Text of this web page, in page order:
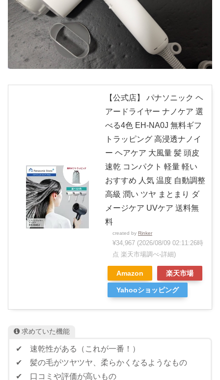
【公式店】 パナソニック ヘ
アードライヤー ナノケア 選
べる4色 EH-NA0J 無料ギフ
トラッピング 高浸透ナノイ
ー ヘアケア 大風量 髪 頭皮
速乾 コンパクト 軽量 軽い
おすすめ 人気 温度 自動調整
高級 潤い ツヤ まとまり ダ
メージケア UVケア 送料無
料
created by Rinker
¥34,967 (2026/08/09 02:11:26時
点 楽天市場調べ-詳細)
Amazon 楽天市場
Yahooショッピング
求めていた機能
✔ 速乾性がある（これが一番！）
✔ 髪の毛がツヤツヤ、柔らかくなるようなもの
✔ 口コミや評価が高いもの